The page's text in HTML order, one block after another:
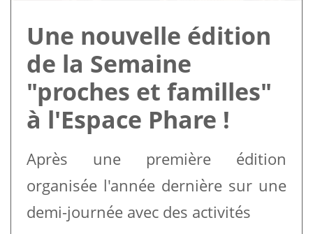
Une nouvelle édition
de la Semaine
"proches et familles"
à l'Espace Phare !
Après une première édition
organisée l'année dernière sur une
demi-journée avec des activités